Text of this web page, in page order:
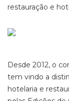
restauração e
Desde 2012, o
tem vindo a
hotelaria e